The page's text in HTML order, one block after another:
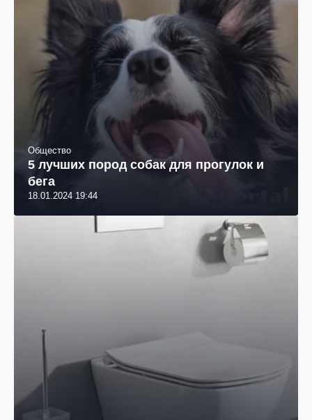
Общество
5 лучших пород собак для прогулок и
бега
18.01.2024 19:44